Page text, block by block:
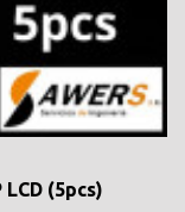
(5pcs)